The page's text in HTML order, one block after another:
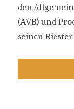
den
(AVB) und
seinen